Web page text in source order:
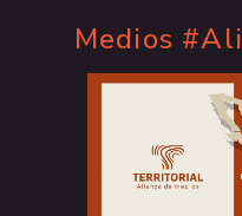
Medios